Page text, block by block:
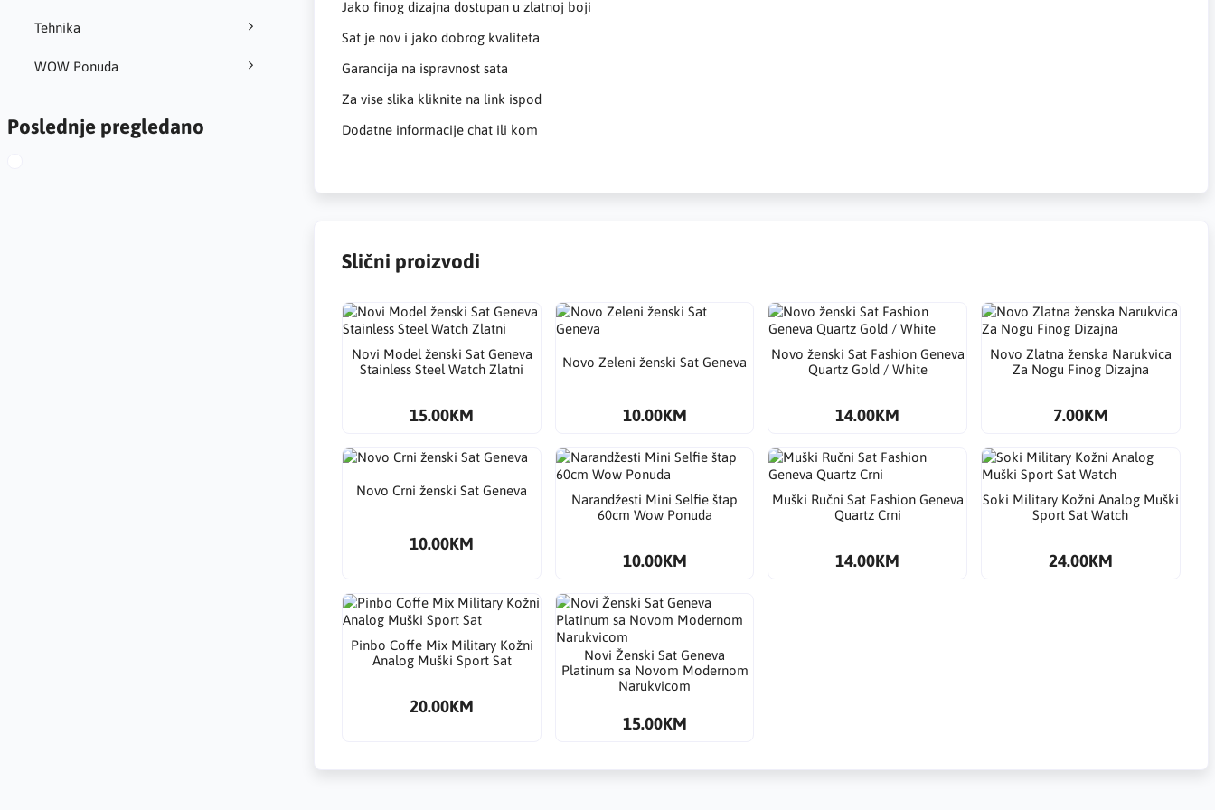
Tehnika
WOW Ponuda
Poslednje pregledano
Jako finog dizajna dostupan u zlatnoj boji
Sat je nov i jako dobrog kvaliteta
Garancija na ispravnost sata
Za vise slika kliknite na link ispod
Dodatne informacije chat ili kom
Slični proizvodi
Novi Model ženski Sat Geneva
Stainless Steel Watch Zlatni
15.00KM
Novo Zeleni ženski Sat Geneva
10.00KM
Novo ženski Sat Fashion Geneva
Quartz Gold / White
14.00KM
Novo Zlatna ženska Narukvica
Za Nogu Finog Dizajna
7.00KM
Novo Crni ženski Sat Geneva
10.00KM
Narandžesti Mini Selfie štap
60cm Wow Ponuda
10.00KM
Muški Ručni Sat Fashion Geneva
Quartz Crni
14.00KM
Soki Military Kožni Analog Muški
Sport Sat Watch
24.00KM
Pinbo Coffe Mix Military Kožni
Analog Muški Sport Sat
20.00KM
Novi Ženski Sat Geneva
Platinum sa Novom Modernom
Narukvicom
15.00KM